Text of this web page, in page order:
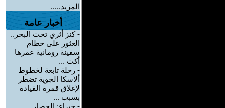
المزيد.....
أخبار عامة
-كنز أثري تحت البحر..
العثور على حطام
سفينة رومانية عمرها
أكث ...
- رحلة تابعة لخطوط
ألاسكا الجوية تضطر
لإغلاق قمرة القيادة
بسبب ...
- خبراء: الحصار